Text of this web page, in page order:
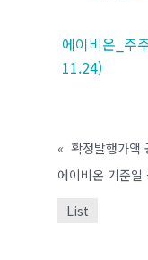
에이비온_주
11.24)
« 확정발행가액
에이비온 기준일
List